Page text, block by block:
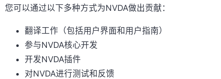
您可以通过以下多种方式为NVDA做出贡献：
翻译工作（包括用户界面和用户指南）
参与NVDA核心开发
开发NVDA插件
对NVDA进行测试和反馈